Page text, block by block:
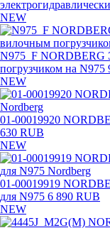
NEW
N975_F NORDBERG
погрузчиком на N975
NEW
01-00019920
630 RUB
NEW
01-00019919
для N975 6 890 RUB
NEW